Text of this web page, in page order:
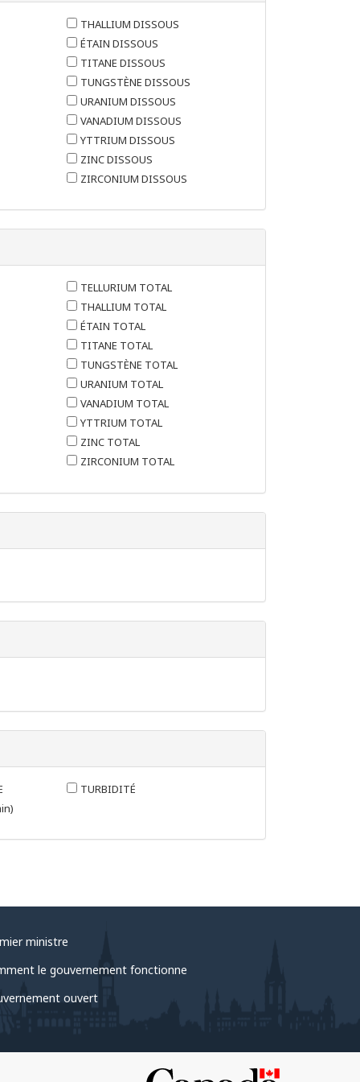
THALLIUM DISSOUS
ÉTAIN DISSOUS
TITANE DISSOUS
TUNGSTÈNE DISSOUS
URANIUM DISSOUS
VANADIUM DISSOUS
YTTRIUM DISSOUS
ZINC DISSOUS
ZIRCONIUM DISSOUS
TELLURIUM TOTAL
THALLIUM TOTAL
ÉTAIN TOTAL
TITANE TOTAL
TUNGSTÈNE TOTAL
URANIUM TOTAL
VANADIUM TOTAL
YTTRIUM TOTAL
ZINC TOTAL
ZIRCONIUM TOTAL
TURBIDITÉ
ministre
le gouvernement fonctionne
ouvert